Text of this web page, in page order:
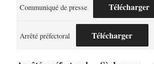
Communiqué de presse Télécharger
Arrêté préfectoral Télécharger